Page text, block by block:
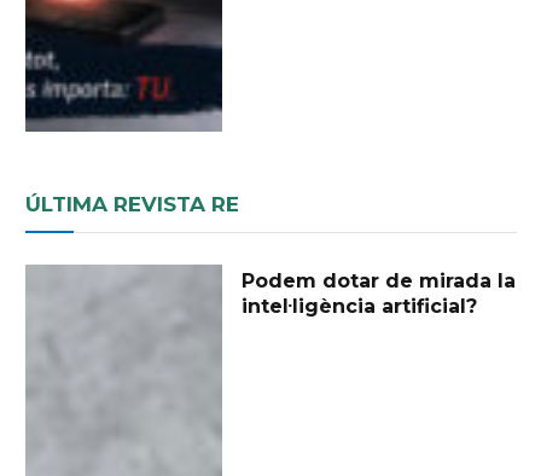
ÚLTIMA REVISTA RE
Podem dotar de mirada la
intel·ligència artificial?